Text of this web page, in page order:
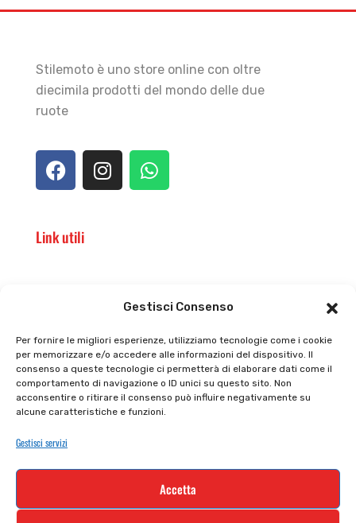
Gestisci Consenso
Per fornire le migliori esperienze, utilizziamo tecnologie come i cookie
per memorizzare e/o accedere alle informazioni del dispositivo. Il
consenso a queste tecnologie ci permetterà di elaborare dati come il
comportamento di navigazione o ID unici su questo sito. Non
acconsentire o ritirare il consenso può influire negativamente su
alcune caratteristiche e funzioni.
Gestisci servizi
Accetta
Stilemoto è uno store online con oltre
diecimila prodotti del mondo delle due
ruote
Link utili
Privacy policy
Cookie policy
Tutti prodotti
Termini e condizioni
Iscriviti alla nostra newsletter e rimani